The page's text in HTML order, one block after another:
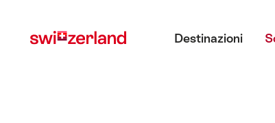
myswitzerland.com
Destinazioni